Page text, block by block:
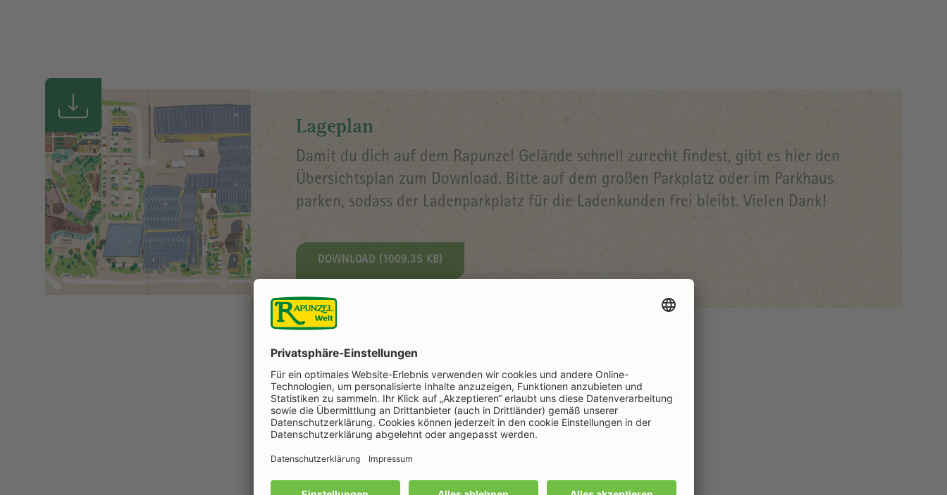
Lageplan
Damit du dich auf dem Rapunzel Gelände schnell zurecht findest, gibt es hier den
Übersichtsplan zum Download. Bitte auf dem großen Parkplatz oder im Parkhaus
parken, sodass der Ladenparkplatz für die Ladenkunden frei bleibt. Vielen Dank!
DOWNLOAD (1009.35 KB)